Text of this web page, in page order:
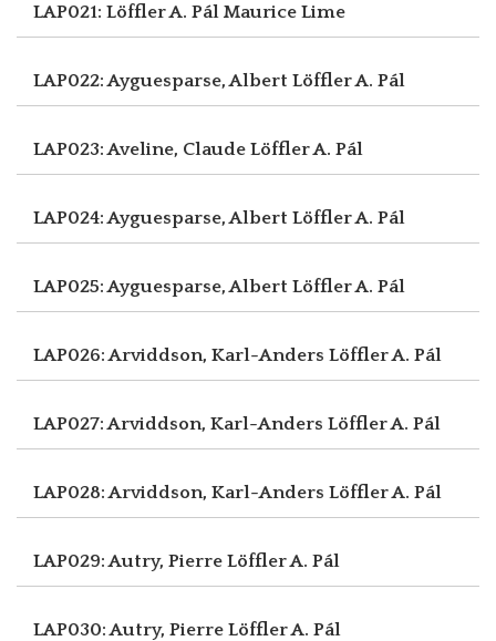
LAP021: Löffler A. Pál Maurice Lime
LAP022: Ayguesparse, Albert Löffler A. Pál
LAP023: Aveline, Claude Löffler A. Pál
LAP024: Ayguesparse, Albert Löffler A. Pál
LAP025: Ayguesparse, Albert Löffler A. Pál
LAP026: Arviddson, Karl-Anders Löffler A. Pál
LAP027: Arviddson, Karl-Anders Löffler A. Pál
LAP028: Arviddson, Karl-Anders Löffler A. Pál
LAP029: Autry, Pierre Löffler A. Pál
LAP030: Autry, Pierre Löffler A. Pál